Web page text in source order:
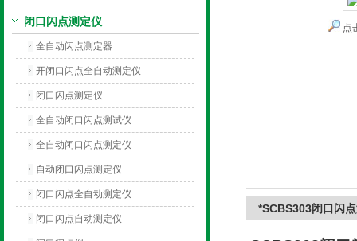
上海旺徐电气有限公司
闭口闪点测定仪
全自动闪点测定器
开闭口闪点全自动测定仪
闭口闪点测定仪
全自动闭口闪点测试仪
全自动闭口闪点测定仪
自动闭口闪点测定仪
闭口闪点全自动测定仪
闭口闪点自动测定仪
点
*SCBS303闭口闪